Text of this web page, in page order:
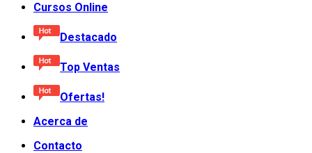
Cursos Online
Destacado
Top Ventas
Ofertas!
Acerca de
Contacto